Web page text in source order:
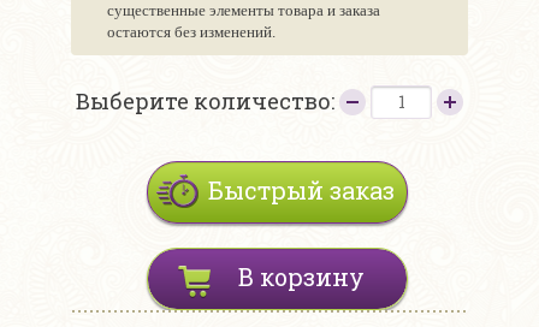
существенные элементы товара и заказа
остаются без изменений.
Выберите количество:
Быстрый заказ
В корзину